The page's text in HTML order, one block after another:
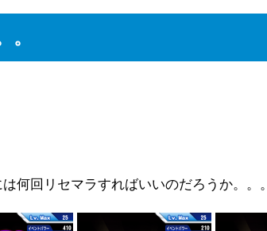
何回リセマラすればいいのだろうか。。。